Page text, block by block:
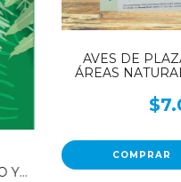
Y
AVES DE
ÁREAS